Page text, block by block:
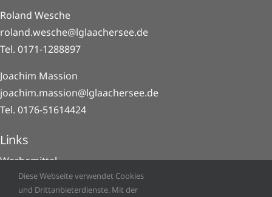
Roland Wesche
roland.wesche@lglaachersee.de
Tel. 0171-1288897
Joachim Massion
joachim.massion@lglaachersee.de
Tel. 0176-51614424
Links
Werbemittel
Impressum
Diese Webseite verwendet Cookies
und Drittanbieterdienste. Mit der